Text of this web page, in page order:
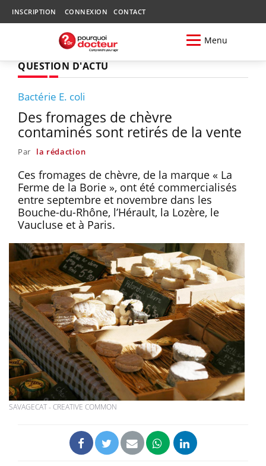
INSCRIPTION CONNEXION CONTACT
Menu
QUESTION D'ACTU
Bactérie E. coli
Des fromages de chèvre
contaminés sont retirés de la vente
Par la rédaction
Ces fromages de chèvre, de la marque « La
Ferme de la Borie », ont été commercialisés
entre septembre et novembre dans les
Bouche-du-Rhône, l’Hérault, la Lozère, le
Vaucluse et à Paris.
SAVAGECAT - CREATIVE COMMON